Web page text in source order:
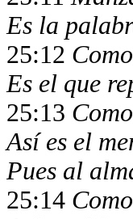
Es la
25:12
Es el que
25:13
Así es el
Pues al
25:14